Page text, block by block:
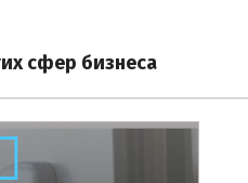
сфер бизнеса